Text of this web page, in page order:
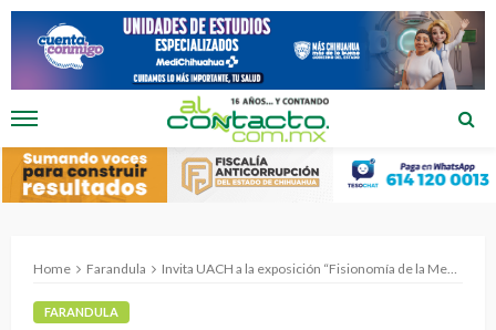
Home Farandula Invita UACH a la exposición “Fisionomía de la Memoria” de Frida Vargas.
FARANDULA